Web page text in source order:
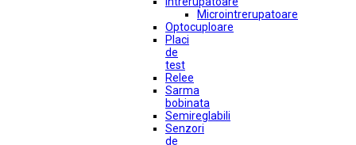
Microintrerupatoare
Optocuploare
Placi
de
test
Relee
Sarma
bobinata
Semireglabili
Senzori
de